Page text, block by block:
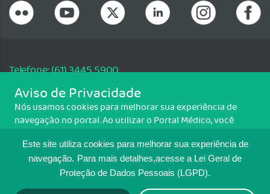
Este site utiliza cookies para melhorar sua experiência de
navegação. Para mais detalhes,acesse a Lei Geral de
Proteção de Dados Pessoais (LGPD).
Telefone: (61) 3445 5900
Email: cfm@portalmedico.org.br
SGAS 616, Conjunto D, Lote 115, L2 Sul, Brasília/DF - CEP: 70200-760 -
CNPJ: 33.583.550/0001-30
MAPA DO SITE
Aviso de Privacidade
Nós usamos cookies para melhorar sua experiência de
navegação no portal. Ao utilizar o Portal Médico, você
Para ter mais informações sobre como isso é feito, acesse
Política de cookies. Se você concorda, clique em ACEITO.